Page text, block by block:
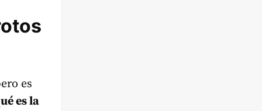
es
es la